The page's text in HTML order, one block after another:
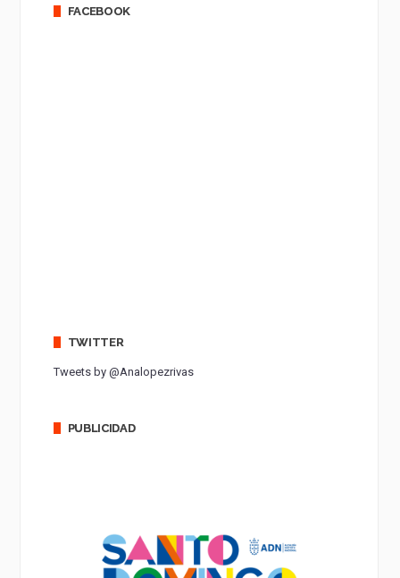
FACEBOOK
TWITTER
Tweets by @Analopezrivas
PUBLICIDAD